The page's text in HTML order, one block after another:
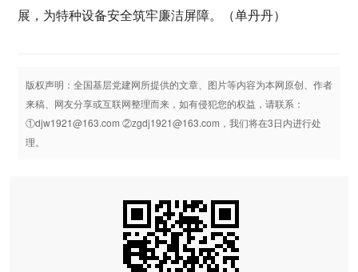
展，为特种设备安全筑牢廉洁屏障。
（单丹丹）
版权声明：全国基层党建网所提供的文章、图片等内容为本网原创、作者
来稿、网友分享或互联网整理而来，如有侵犯您的权益，请联系：
①djw1921@163.com ②zgdj1921@163.com，我们将在3日内进行处
理。